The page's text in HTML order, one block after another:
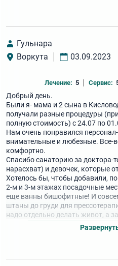
Гульнара
Воркута
03.09.2023
Лечение: 5 Сервис:
Добрый день.
Были я- мама и 2 сына в
получали разные процедуры
полную стоимость) с 24.07 по
Нам очень понравился
внимательные и любезные. Все-
комфортно.
Спасибо санаторию за доктора-
нарасхват) и девочек, которые
Хотелось бы, чтобы добавили,
2-м и 3-м этажах посадочные
еще ванны бишофитные! И
штаны до груди для
надо отдельно делать живот, а